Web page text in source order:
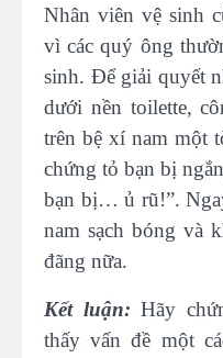
Nhân viên vệ sinh
vì các quý ông
sinh. Để giải quyết
dưới nền toilette,
trên bệ xí nam một
chứng tỏ bạn bị
bạn bị… ủ rũ!”.
nam sạch bóng và
đãng nữa.
Kết luận: Hãy
thấy vấn đề một